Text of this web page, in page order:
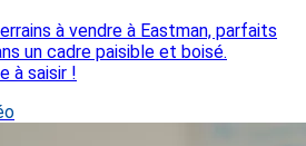
à vendre à Eastman, parfaits
un cadre paisible et boisé.
à saisir !